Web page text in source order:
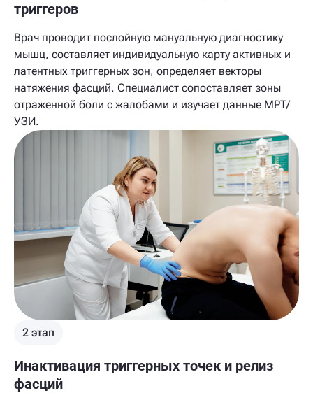
триггеров
Врач проводит послойную мануальную диагностику
мышц, составляет индивидуальную карту активных и
латентных триггерных зон, определяет векторы
натяжения фасций. Специалист сопоставляет зоны
отраженной боли с жалобами и изучает данные МРТ/
УЗИ.
2 этап
Инактивация триггерных точек и релиз
фасций